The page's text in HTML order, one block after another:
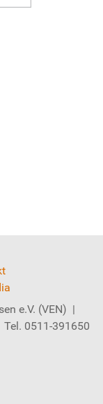
e.V. (VEN) |
0511-391650